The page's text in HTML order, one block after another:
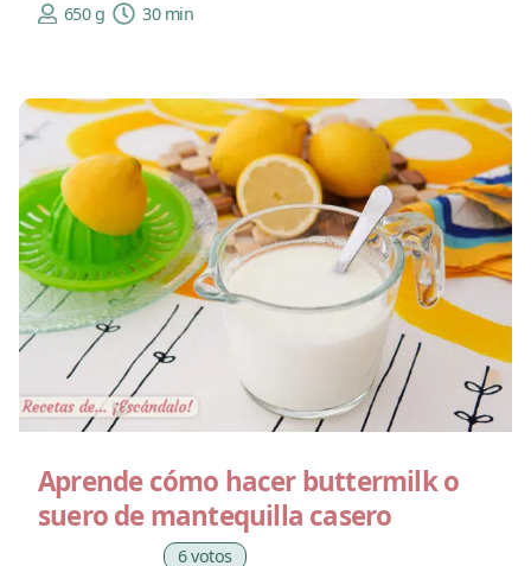
650 g
30 min
Aprende cómo hacer buttermilk o
suero de mantequilla casero
6 votos